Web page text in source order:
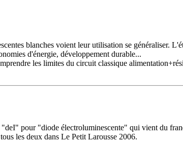
blanches voient leur utilisation se généraliser.
d'énergie, développement durable...
les limites du circuit classique
pour "diode électroluminescente" qui vient du
les deux dans Le Petit Larousse 2006.